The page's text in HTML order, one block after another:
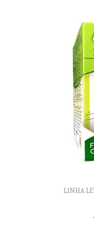
LINHA